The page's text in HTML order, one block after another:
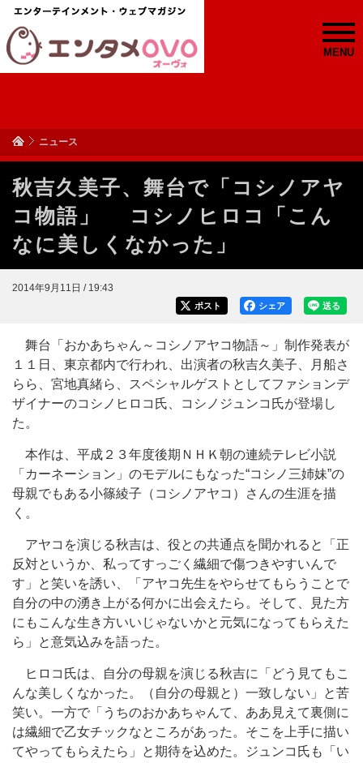
MENU
ニュース
秋吉久美子、舞台で「コシノアヤ
コ物語」 コシノヒロコ「こん
なに美しくなかった」
2014年9月11日 / 19:43
送る
シェア
ポスト
舞台「おかあちゃん～コシノアヤコ物語～」制作発表が
１１日、東京都内で行われ、出演者の秋吉久美子、月船さ
らら、宮地真緒ら、スペシャルゲストとしてファションデ
ザイナーのコシノヒロコ氏、コシノジュンコ氏が登場し
た。
本作は、平成２３年度後期ＮＨＫ朝の連続テレビ小説
「カーネーション」のモデルにもなった“コシノ三姉妹”の
母親でもある小篠綾子（コシノアヤコ）さんの生涯を描
く。
アヤコを演じる秋吉は、役との共通点を聞かれると「正
反対というか、私ってすっごく繊細で傷つきやすいんで
す」と笑いを誘い、「アヤコ先生をやらせてもらうことで
自分の中の湧き上がる何かに出会えたら。そして、見た方
にもこんな生き方いいじゃないかと元気になってもらえた
ら」と意気込みを語った。
ヒロコ氏は、自分の母親を演じる秋吉に「どう見てもこ
んな美しくなかった。（自分の母親と）一致しない」と苦
笑い。一方で「うちのおかあちゃんて、ああ見えて裏側に
は繊細で乙女チックなところがあった。そこを上手に描い
てやってもらえたら」と期待を込めた。ジュンコ氏も「い